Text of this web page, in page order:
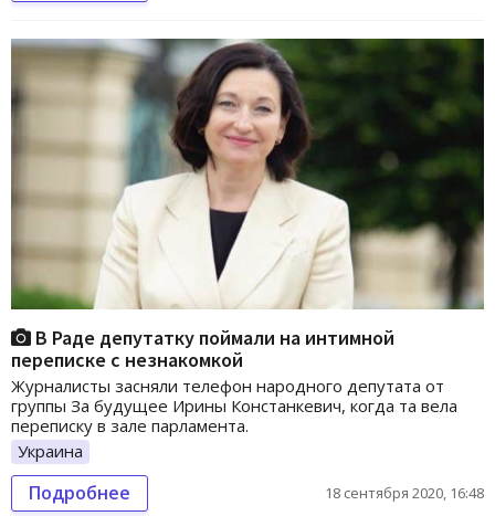
В Раде депутатку поймали на интимной
переписке с незнакомкой
Журналисты засняли телефон народного депутата от
группы За будущее Ирины Констанкевич, когда та вела
переписку в зале парламента.
Украина
Подробнее 18 сентября 2020, 16:48